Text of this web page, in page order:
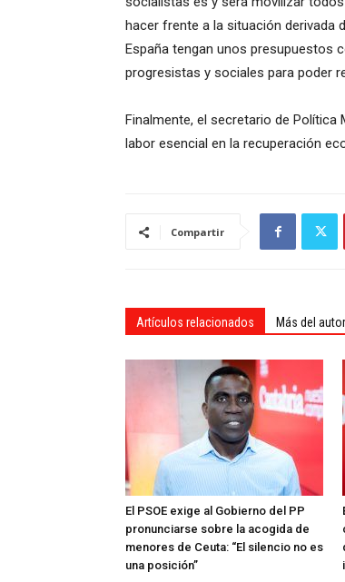
hacer frente a la situación derivada
España tengan unos presupuestos
progresistas y sociales para poder
Finalmente, el secretario de Política
labor esencial en la recuperación
Compartir
Artículos relacionados Más del autor
El PSOE exige al Gobierno del PP
pronunciarse sobre la acogida de
menores de Ceuta: “El silencio no es
una posición”